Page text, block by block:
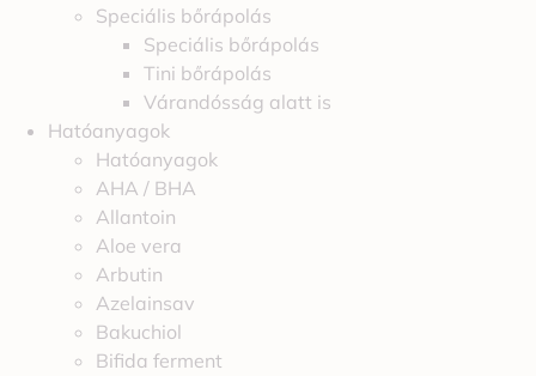
Speciális bőrápolás
Speciális bőrápolás
Tini bőrápolás
Várandósság alatt is
Hatóanyagok
Hatóanyagok
AHA / BHA
Allantoin
Aloe vera
Arbutin
Azelainsav
Bakuchiol
Bifida ferment